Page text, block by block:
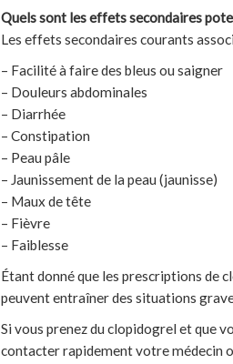
Quels sont les effets secondaires
Les effets secondaires courants
– Facilité à faire des bleus ou saigner
– Douleurs abdominales
– Diarrhée
– Constipation
– Peau pâle
– Jaunissement de la peau (jaunisse)
– Maux de tête
– Fièvre
– Faiblesse
Étant donné que les prescriptions de
peuvent entraîner des situations
Si vous prenez du clopidogrel et que
contacter rapidement votre médecin